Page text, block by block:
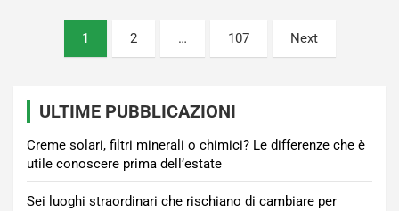
Paginazione
1 2 … 107 Next
ULTIME PUBBLICAZIONI
Creme solari, filtri minerali o chimici? Le differenze che è
utile conoscere prima dell’estate
Sei luoghi straordinari che rischiano di cambiare per